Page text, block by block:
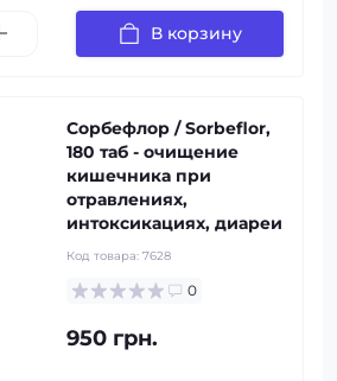
В корзину
Сорбефлор / Sorbeflor,
180 таб - очищение
кишечника при
отравлениях,
интоксикациях, диареи
Код товара: 7628
0
950 грн.